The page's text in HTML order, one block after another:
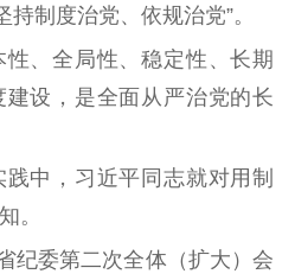
牌活动 紫艺舞台
文明
明实践
文明培育
宣传
主义教育
全民国防教育
持制度治党、依规治党”。
、全局性、稳定性、长期
设，是全面从严治党的长
中，习近平同志就对用制
。
委第二次全体（扩大）会